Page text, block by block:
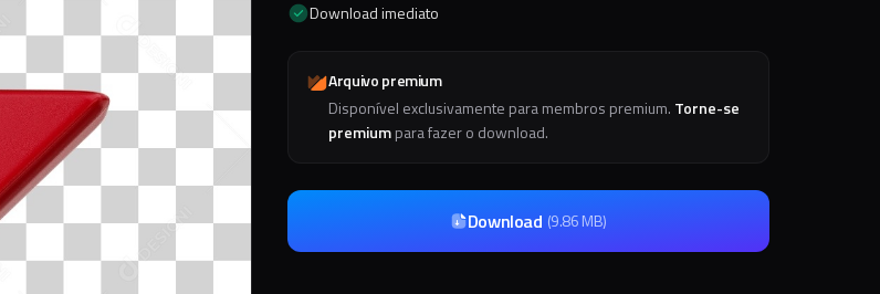
Download imediato
Arquivo premium
Disponível exclusivamente para membros premium. Torne-se
premiumpara fazer o download.
Download (9.86 MB)